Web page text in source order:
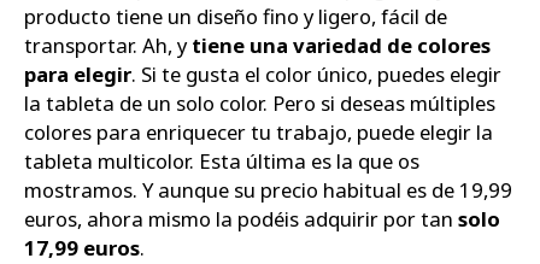
producto tiene un diseño fino y ligero, fácil de
transportar. Ah, ytiene una variedad de colores
para elegir. Si te gusta el color único, puedes elegir
la tableta de un solo color. Pero si deseas múltiples
colores para enriquecer tu trabajo, puede elegir la
tableta multicolor. Esta última es la que os
mostramos. Y aunque su precio habitual es de 19,99
euros, ahora mismo la podéis adquirir por tan solo
17,99 euros.